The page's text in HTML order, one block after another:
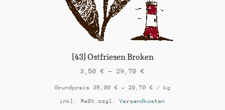
auf
der
Produktseite
gewählt
[43] Ostfriesen Broken
3,50 € – 29,70 €
Grundpreis 35,00 € – 29,70 € / kg
inkl. MwSt. zzgl.Versandkosten